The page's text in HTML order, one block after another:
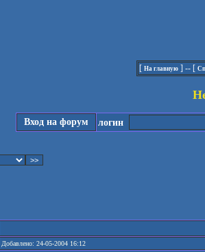
[ На главную ] -- [
Вход на форум логин
Добавлено: 24-05-2004 16:12